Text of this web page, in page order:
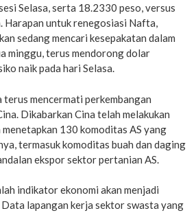
Selasa, serta 18.2330 peso, versus
Harapan untuk renegosiasi Nafta,
sedang mencari kesepakatan dalam
minggu, terus mendorong dolar
naik pada hari Selasa.
terus mencermati perkembangan
Dikabarkan Cina telah melakukan
130 komoditas AS yang
termasuk komoditas buah dan daging
ekspor sektor pertanian AS.
indikator ekonomi akan menjadi
lapangan kerja sektor swasta yang